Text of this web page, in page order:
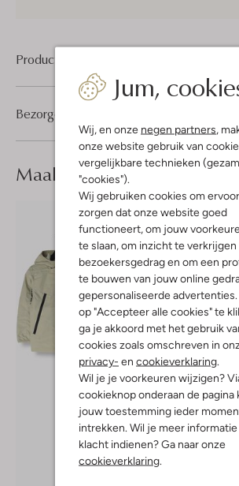
Jum,
Wij, en onze negen partners,
onze website gebruik van
vergelijkbare technieken
"cookies").
Wij gebruiken cookies om
zorgen dat onze website goed
functioneert, om jouw
te slaan, om inzicht te verkrijgen
bezoekersgedrag en om een
te bouwen van jouw online
gepersonaliseerde
op "Accepteer alle cookies" te
ga je akkoord met het gebruik
cookies zoals omschreven in
privacy- en cookieverklaring.
Wil je je voorkeuren wijzigen?
cookieknop onderaan de pagina
jouw toestemming ieder
intrekken. Wil je meer
klacht indienen? Ga naar onze
cookieverklaring.
Product informatie
Bezorgen & retourneren
Maak jelook compleet